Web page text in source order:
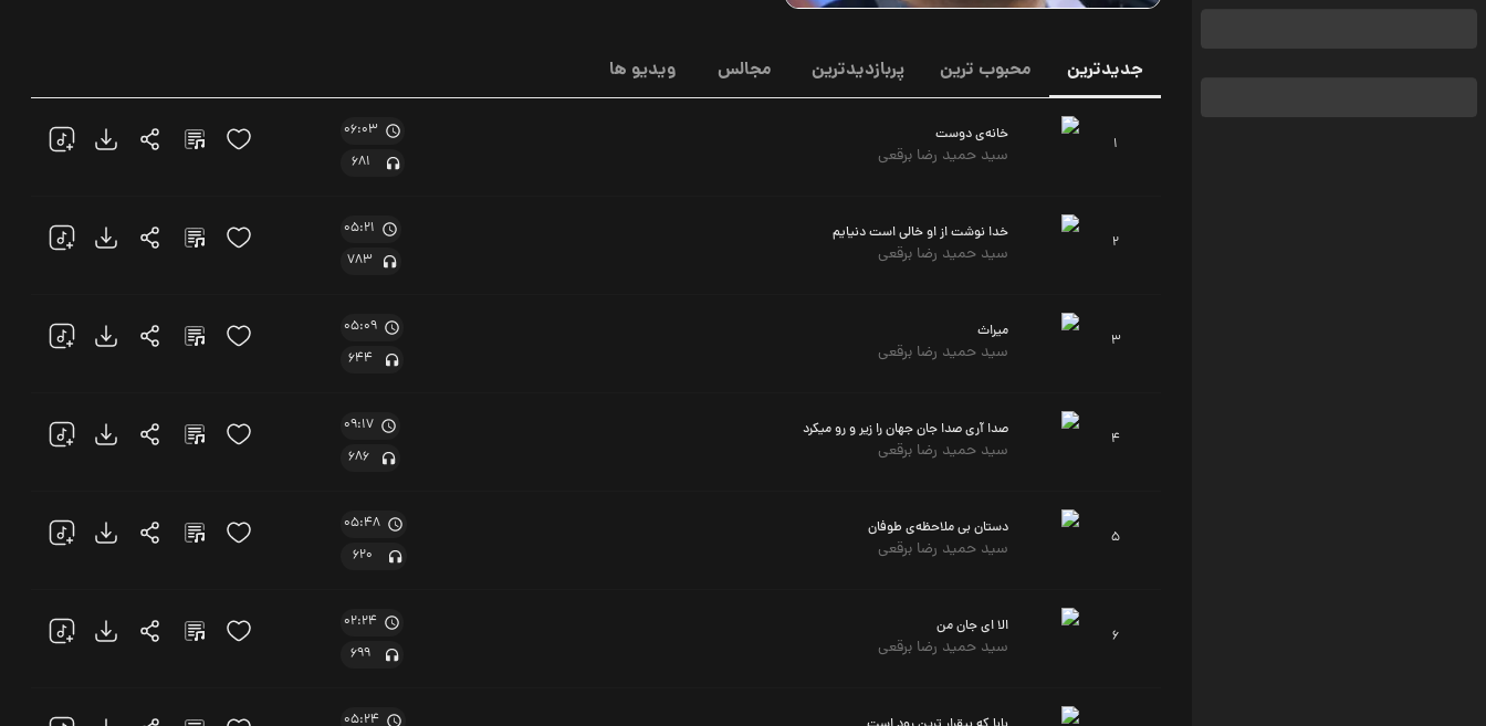
جدیدترین محبوب ترین پربازدیدترین مجالس ویدیو ها
1 خانه‌ی دوست
سید حمید رضا برقعی
06:03
681
2 خدا نوشت از او خالی است دنیایم
سید حمید رضا برقعی
05:21
783
3 میراث
سید حمید رضا برقعی
05:09
644
4 صدا آری صدا جان جهان را زیر و رو میکرد
سید حمید رضا برقعی
09:17
686
5 دستان بی ملاحظه‌ی طوفان
سید حمید رضا برقعی
05:48
620
6 الا ای جان من
سید حمید رضا برقعی
02:24
699
05:24